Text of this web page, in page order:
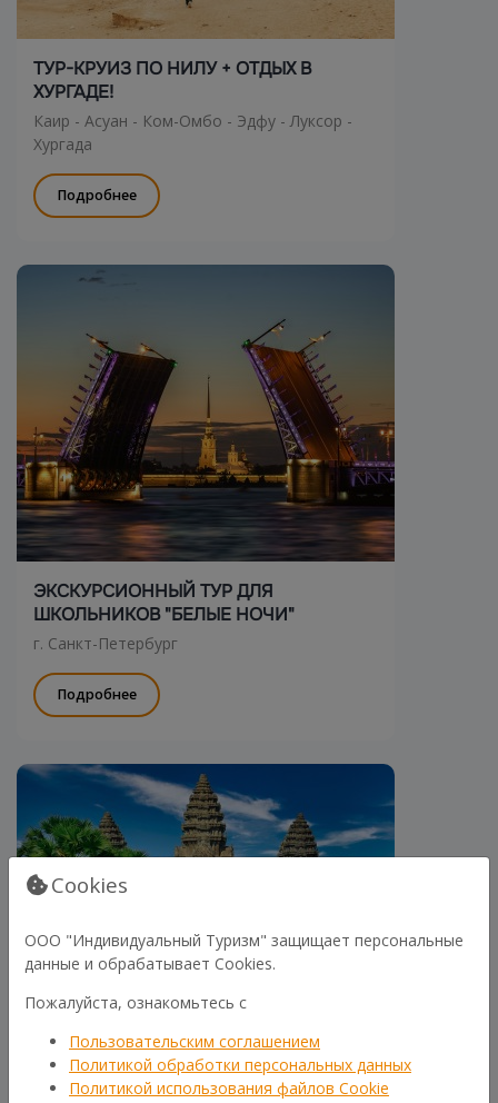
ТУР-КРУИЗ ПО НИЛУ + ОТДЫХ В
ХУРГАДЕ!
Каир - Асуан - Ком-Омбо - Эдфу - Луксор -
Хургада
Подробнее
ЭКСКУРСИОННЫЙ ТУР ДЛЯ
ШКОЛЬНИКОВ "БЕЛЫЕ НОЧИ"
г. Санкт-Петербург
Подробнее
ВЕЛИКОЛЕПИЕ ЮГО-ВОСТОЧНОЙ
Cookies
ООО "Индивидуальный Туризм" защищает персональные
данные и обрабатывает Cookies.
Пожалуйста, ознакомьтесь с
Пользовательским соглашением
Политикой обработки персональных данных
Политикой использования файлов Cookie